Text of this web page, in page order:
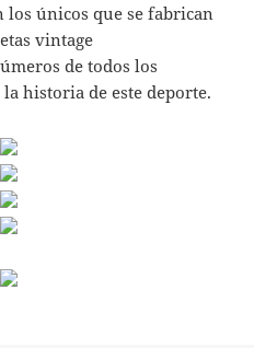
los únicos que se fabrican
vintage
de todos los
historia de este deporte.